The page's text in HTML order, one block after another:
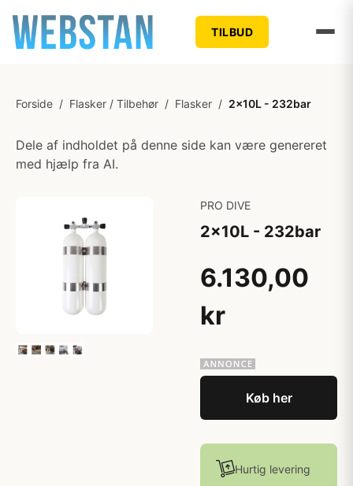
TILBUD
Forside / Flasker / Tilbehør / Flasker / 2x10L - 232bar
Dele af indholdet på denne side kan være genereret
med hjælp fra AI.
PRO DIVE
2x10L - 232bar
6.130,00
kr
Køb her
Hurtig levering